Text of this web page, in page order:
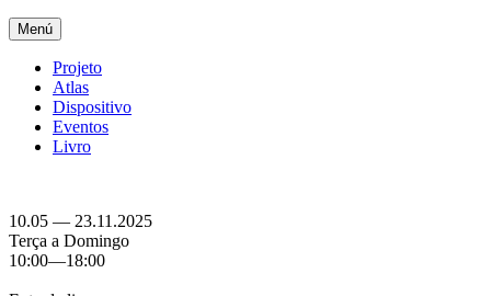
Menú
Projeto
Atlas
Dispositivo
Eventos
Livro
10.05 — 23.11.2025
Terça a Domingo
10:00—18:00